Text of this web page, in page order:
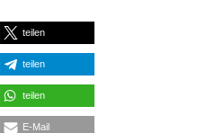
teilen
teilen
teilen
E-Mail